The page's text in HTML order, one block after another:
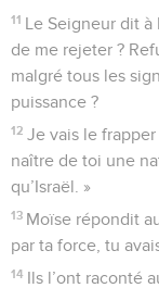
11 Le Seigneur dit à
de me rejeter ?
malgré tous les
puissance ?
12 Je vais le
naître de toi une
qu’Israël. »
13 Moïse répondit
par ta force, tu
14 Ils l’ont raconté